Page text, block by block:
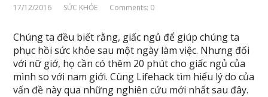
17/12/2016 SỨC KHỎE Comments: 0
Chúng ta đều biết rằng, giấc ngủ để giúp chúng ta
phục hồi sức khỏe sau một ngày làm việc. Nhưng đối
với nữ giớ, họ cần có thêm 20 phút cho giấc ngủ của
mình so với nam giới. Cùng Lifehack tìm hiểu lý do của
vấn đề này qua những nghiên cứu mới nhất sau đây.